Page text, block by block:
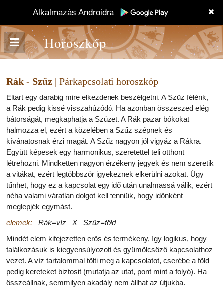
Alkalmazás Androidra
Horoszkóp
Rák - Szűz | Párkapcsolati horoszkóp
Eltart egy darabig mire elkezdenek beszélgetni. A Szűz félénk,
a Rák pedig kissé visszahúzódó. Ha azonban összeszed elég
bátorságát, megkaphatja a Szüzet. A Rák pazar bókokat
halmozza el, ezért a közelében a Szűz szépnek és
kívánatosnak érzi magát. A Szűz nagyon jól vigyáz a Rákra.
Együtt képesek egy harmonikus, szeretettel teli otthont
létrehozni. Mindketten nagyon érzékeny jegyek és nem szeretik
a vitákat, ezért legtöbbször igyekeznek elkerülni azokat. Úgy
tűnhet, hogy ez a kapcsolat egy idő után unalmassá válik, ezért
néha valami váratlan dolgot kell tenniük, hogy időnként
meglepjék egymást.
elemek: Rák=víz X Szűz=föld
Mindét elem kifejezetten erős és termékeny, így logikus, hogy
találkozásuk is kiegyensúlyozott és gyümölcsöző kapcsolathoz
vezet. A víz tartalommal tölti meg a kapcsolatot, cserébe a föld
pedig kereteket biztosit (mutatja az utat, pont mint a folyó). Ha
összeállnak, semmilyen akadály nem állhat az útjukba.